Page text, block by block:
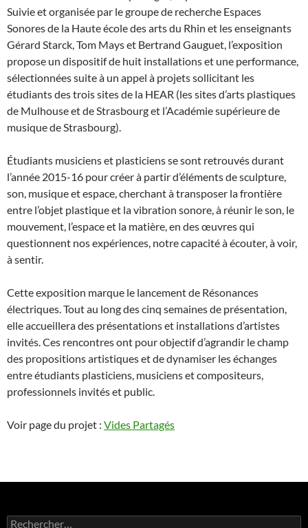
Suivie et organisée par le groupe de recherche Espaces
Sonores de la Haute école des arts du Rhin et les enseignants
Gérard Starck, Tom Mays et Bertrand Gauguet, l’exposition
propose un dispositif de huit installations et une performance,
sélectionnées suite à un appel à projets sollicitant les
étudiants des trois sites de la HEAR (les sites d’arts plastiques
de Mulhouse et de Strasbourg et l’Académie supérieure de
musique de Strasbourg).
Étudiants musiciens et plasticiens se sont retrouvés durant
l’année 2015-16 pour créer à partir d’éléments de sculpture,
son, musique et espace, cherchant à transposer la frontière
entre l’objet plastique et la vibration sonore, à réunir le son, le
mouvement, l’espace et la matière, en des œuvres qui
questionnent nos expériences, notre capacité à écouter, à voir,
à sentir.
Cette exposition marque le lancement de Résonances
électriques. Tout au long des cinq semaines de présentation,
elle accueillera des présentations et installations d’artistes
invités. Ces rencontres ont pour objectif d’agrandir le champ
des propositions artistiques et de dynamiser les échanges
entre étudiants plasticiens, musiciens et compositeurs,
professionnels invités et public.
Voir page du projet : Vides Partagés
Rechercher :